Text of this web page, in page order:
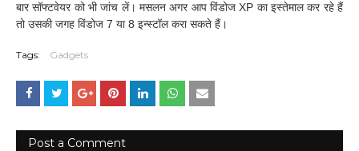
बार सॉफ्टवेयर को भी जांच लें। मसलन अगर आप विंडोज XP का इस्तेमाल कर रहे हैं
तो उसकी जगह विंडोज 7 या 8 इन्स्टॉल करा सकते हैं।
Tags: Gadgets
Post a Comment